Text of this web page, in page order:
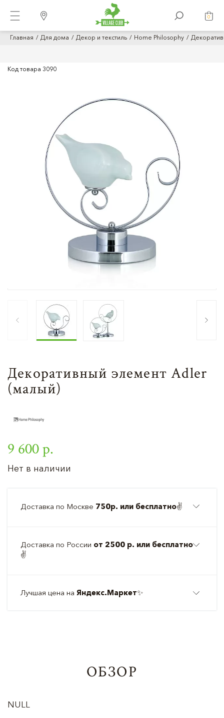
0
Главная Для дома Декор и текстиль Home Philosophy
Код товара 3090
Декоративный элемент Adler
(малый)
9 600 р.
Нет в наличии
Доставка по Москве 750р. или бесплатно✌️
Доставка по России от 2500 р. или бесплатно
✌️
Лучшая цена на Яндекс.Маркет✨
ОБЗОР
NULL